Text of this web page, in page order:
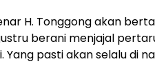
H. Tonggong akan
berani menjajal
pasti akan selalu di